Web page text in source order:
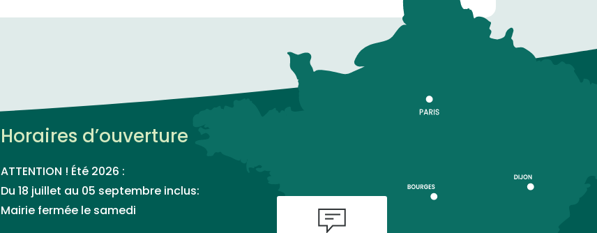
Horaires d’ouverture
ATTENTION ! Été 2026 :
Du 18 juillet au 05 septembre inclus:
Mairie fermée le samedi